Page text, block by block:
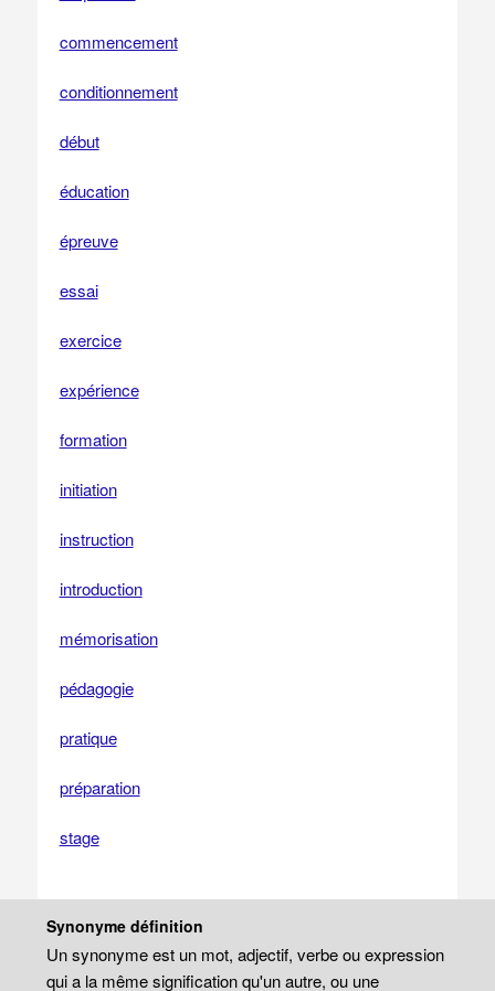
commencement
conditionnement
début
éducation
épreuve
essai
exercice
expérience
formation
initiation
instruction
introduction
mémorisation
pédagogie
pratique
préparation
stage
Synonyme définition
Un synonyme est un mot, adjectif, verbe ou expression
qui a la même signification qu'un autre, ou une